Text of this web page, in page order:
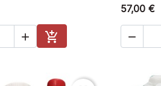
 
Add to cart
57,00 €
